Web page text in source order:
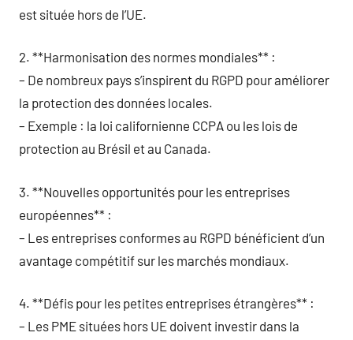
est située hors de l’UE.
2. **Harmonisation des normes mondiales** :
– De nombreux pays s’inspirent du RGPD pour améliorer
la protection des données locales.
– Exemple : la loi californienne CCPA ou les lois de
protection au Brésil et au Canada.
3. **Nouvelles opportunités pour les entreprises
européennes** :
– Les entreprises conformes au RGPD bénéficient d’un
avantage compétitif sur les marchés mondiaux.
4. **Défis pour les petites entreprises étrangères** :
– Les PME situées hors UE doivent investir dans la